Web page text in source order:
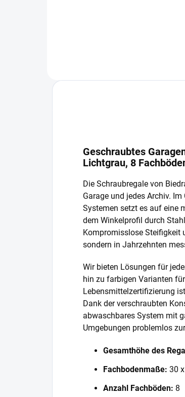
Geschraubtes
Lichtgrau, 8
Die Schraubregale von
Garage und jedes Archiv.
Systemen setzt es auf eine
dem Winkelprofil durch
Kompromisslose Steifigkeit
sondern in Jahrzehnten
Wir bieten Lösungen für
hin zu farbigen Varianten
Lebensmittelzertifizierung
Dank der verschraubten
abwaschbares System mit
Umgebungen problemlos
Gesamthöhe des
Fachbodenmaße: 30
Anzahl Fachböden: 8